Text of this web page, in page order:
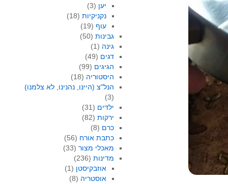
יען (3)
נקניקיות (18)
עוף (19)
גבינות(50)
גינה (1)
דגים (49)
הגיגים (99)
היסטוריה (18)
הנל"צ (היינו, נהנינו, לא צלמנו)
(3)
ילדים (31)
ירקות(82)
כרם (8)
כתבת אורח (56)
מאכלי מצור(33)
מדינות(236)
אוזבקיסטן (1)
אוסטריה (8)